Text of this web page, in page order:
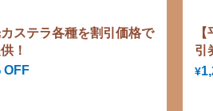
カステラ各種を割引価格で
！
OFF
引
¥